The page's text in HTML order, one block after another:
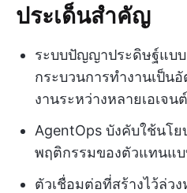
ประเด็นสำคัญ
ระบบปัญญาประดิษฐ์แบบ
กระบวนการทำงานเป็น
งานระหว่างหลายเอเจ
AgentOps บังคับใช้นโ
พฤติกรรมของตัวแทนแบ
ตัวเชื่อมต่อที่สร้างไว้ล่ว